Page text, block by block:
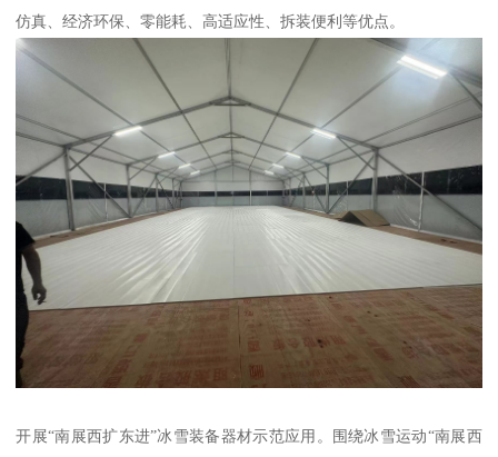
仿真、经济环保、零能耗、高适应性、拆装便利等优点。
开展“南展西扩东进”冰雪装备器材示范应用。围绕冰雪运动“南展西